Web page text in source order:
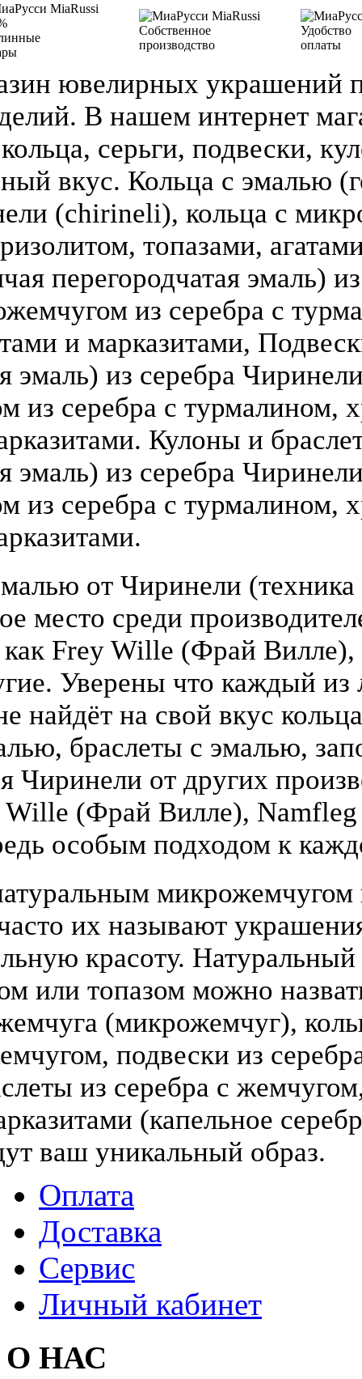
Собственное
производство
Удобство
оплаты
ювелирных украшений
В нашем интернет
серьги, подвески,
вкус. Кольца с эмалью
(chirineli), кольца с
топазами,
перегородчатая эмаль)
из серебра с
и марказитами,
эмаль) из серебра
из серебра с турмалином,
Кулоны и
эмаль) из серебра
из серебра с турмалином,
от Чиринели (техника
место среди
Frey Wille (Фрай
Уверены что каждый
найдёт на свой вкус
браслеты с эмалью,
Чиринели от других
Wille (Фрай Вилле),
особым подходом к
микрожемчугом
их называют
красоту.
или топазом можно
(микрожемчуг),
подвески из
из серебра с
(капельное
ваш уникальный образ.
Оплата
Доставка
Сервис
Личный кабинет
О НАС